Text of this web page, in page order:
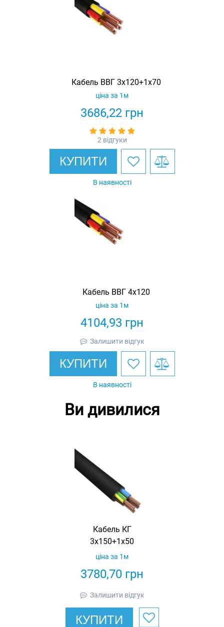
Кабель ВВГ 3х120+1х70
3686,22 грн
ціна за 1м
2 відгуки
КУПИТИ
В наявності
Кабель ВВГ 4х120
4104,93 грн
ціна за 1м
Залишити відгук
КУПИТИ
В наявності
Ви дивилися
Кабель КГ
3х150+1х50
3780,70 грн
ціна за 1м
Залишити відгук
КУПИТИ